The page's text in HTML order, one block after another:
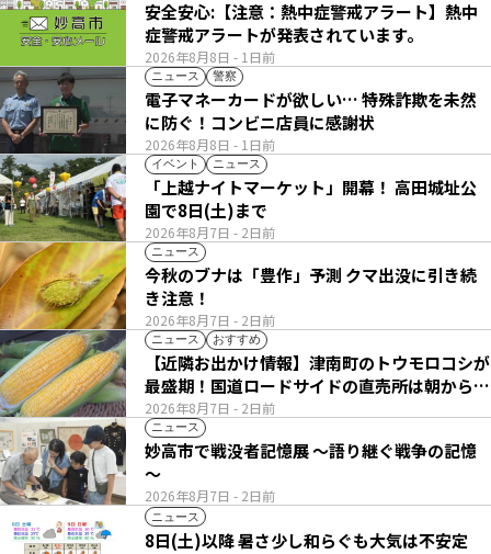
2026年8月8日 - 1日前
安全安心:【注意：熱中症警戒アラート】熱中
症警戒アラートが発表されています。
ニュース 警察
2026年8月8日 - 1日前
電子マネーカードが欲しい… 特殊詐欺を未然
に防ぐ！コンビニ店員に感謝状
イベント ニュース
2026年8月7日 - 2日前
「上越ナイトマーケット」開幕！ 高田城址公
園で8日(土)まで
ニュース
2026年8月7日 - 2日前
今秋のブナは「豊作」予測 クマ出没に引き続
き注意！
ニュース おすすめ
2026年8月7日 - 2日前
【近隣お出かけ情報】津南町のトウモロコシが
最盛期！国道ロードサイドの直売所は朝から長
い列
ニュース
2026年8月7日 - 2日前
妙高市で戦没者記憶展 ～語り継ぐ戦争の記憶
～
ニュース
8日(土)以降 暑さ少し和らぐも大気は不安定